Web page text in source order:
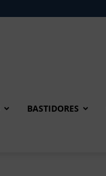
BASTIDORES